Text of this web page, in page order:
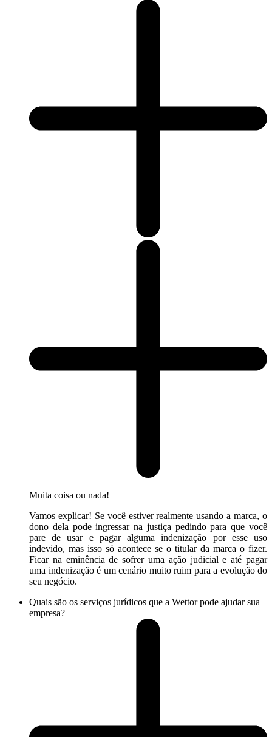
Muita coisa ou nada!
Vamos explicar! Se você estiver realmente usando a marca, o
dono dela pode ingressar na justiça pedindo para que você
pare de usar e pagar alguma indenização por esse uso
indevido, mas isso só acontece se o titular da marca o fizer.
Ficar na eminência de sofrer uma ação judicial e até pagar
uma indenização é um cenário muito ruim para a evolução do
seu negócio.
Quais são os serviços jurídicos que a Wettor pode ajudar sua
empresa?